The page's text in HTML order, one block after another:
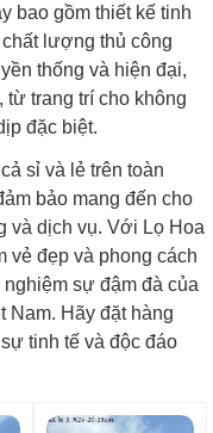
bao gồm thiết kế tinh
lượng thủ công
thống và hiện đại,
từ trang trí cho không
đặc biệt.
sỉ và lẻ trên toàn
bảo mang đến cho
và dịch vụ. Với Lọ Hoa
vẻ đẹp và phong cách
sự đậm đà của
Nam. Hãy đặt hàng
tinh tế và độc đáo